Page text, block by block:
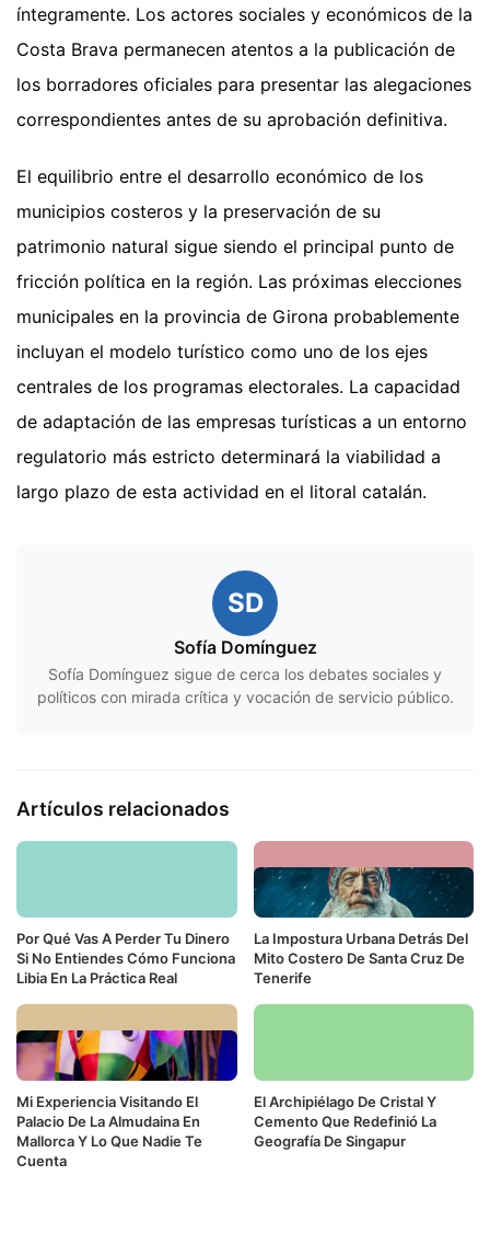
íntegramente. Los actores sociales y económicos de la
Costa Brava permanecen atentos a la publicación de
los borradores oficiales para presentar las alegaciones
correspondientes antes de su aprobación definitiva.
El equilibrio entre el desarrollo económico de los
municipios costeros y la preservación de su
patrimonio natural sigue siendo el principal punto de
fricción política en la región. Las próximas elecciones
municipales en la provincia de Girona probablemente
incluyan el modelo turístico como uno de los ejes
centrales de los programas electorales. La capacidad
de adaptación de las empresas turísticas a un entorno
regulatorio más estricto determinará la viabilidad a
largo plazo de esta actividad en el litoral catalán.
SD
Sofía Domínguez
Sofía Domínguez sigue de cerca los debates sociales y
políticos con mirada crítica y vocación de servicio público.
Artículos relacionados
Por Qué Vas A Perder Tu Dinero
Si No Entiendes Cómo Funciona
Libia En La Práctica Real
La Impostura Urbana Detrás Del
Mito Costero De Santa Cruz De
Tenerife
Mi Experiencia Visitando El
Palacio De La Almudaina En
Mallorca Y Lo Que Nadie Te
Cuenta
El Archipiélago De Cristal Y
Cemento Que Redefinió La
Geografía De Singapur